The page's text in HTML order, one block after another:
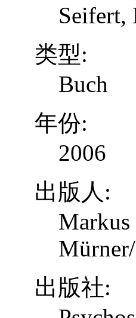
Seifert,
类型:
Buch
年份:
2006
出版人:
出版社: